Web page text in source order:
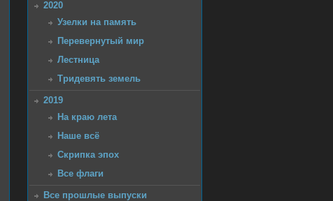
2020
Узелки на память
Перевернутый мир
Лестница
Тридевять земель
2019
На краю лета
Наше всё
Скрипка эпох
Все флаги
Все прошлые выпуски